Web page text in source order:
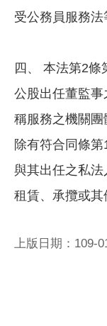
受公務員服務法
四、 本法第2條
公股出任董監
稱服務之機關團
除有符合同條
與其出任之私法
租賃、承攬或其
上版日期：109-